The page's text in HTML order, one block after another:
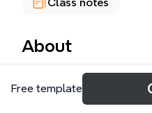
Class notes
About
Este mapa mental de
cubre los fundamentos
Free template